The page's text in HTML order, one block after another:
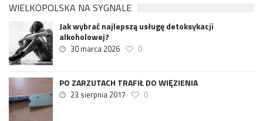
WIELKOPOLSKA NA SYGNALE
Jak wybrać najlepszą usługę detoksykacji
alkoholowej?
30 marca 2026 0
PO ZARZUTACH TRAFIŁ DO WIĘZIENIA
23 sierpnia 2017 0